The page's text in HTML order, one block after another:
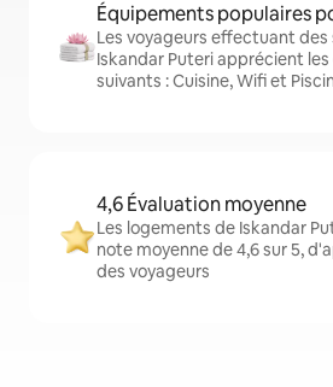
Équipements populaires
Les voyageurs effectuant
Iskandar Puteri apprécient
suivants : Cuisine, Wifi et
4,6 Évaluation moyenne
Les logements de Iskandar
note moyenne de 4,6 sur 5,
des voyageurs